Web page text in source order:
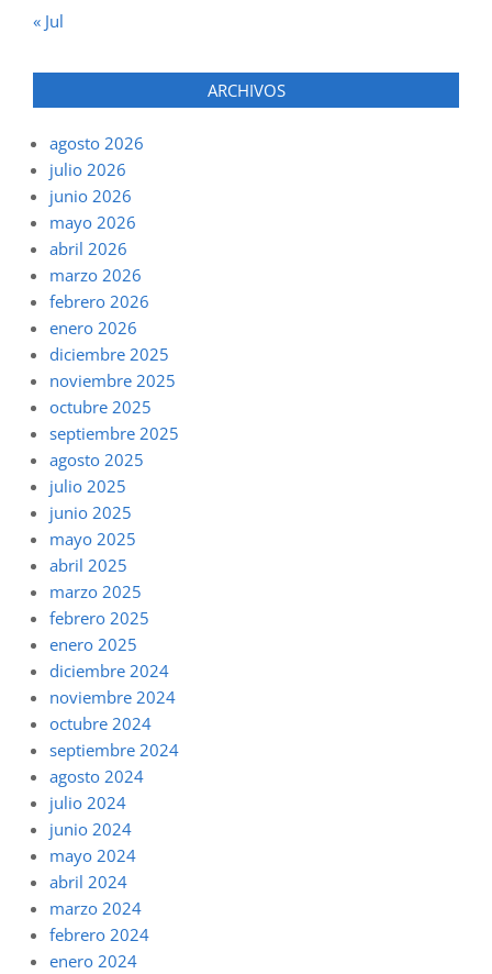
« Jul
ARCHIVOS
agosto 2026
julio 2026
junio 2026
mayo 2026
abril 2026
marzo 2026
febrero 2026
enero 2026
diciembre 2025
noviembre 2025
octubre 2025
septiembre 2025
agosto 2025
julio 2025
junio 2025
mayo 2025
abril 2025
marzo 2025
febrero 2025
enero 2025
diciembre 2024
noviembre 2024
octubre 2024
septiembre 2024
agosto 2024
julio 2024
junio 2024
mayo 2024
abril 2024
marzo 2024
febrero 2024
enero 2024